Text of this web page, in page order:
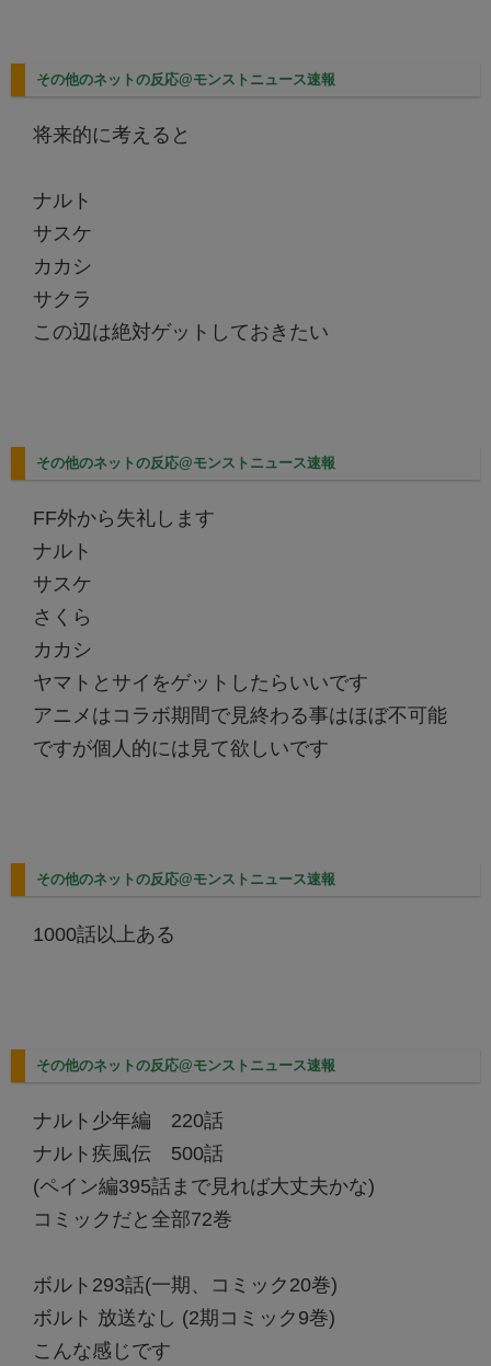
その他のネットの反応@モンストニュース速報
将来的に考えると
ナルト
サスケ
カカシ
サクラ
この辺は絶対ゲットしておきたい
その他のネットの反応@モンストニュース速報
FF外から失礼します
ナルト
サスケ
さくら
カカシ
ヤマトとサイをゲットしたらいいです
アニメはコラボ期間で見終わる事はほぼ不可能
ですが個人的には見て欲しいです
その他のネットの反応@モンストニュース速報
1000話以上ある
その他のネットの反応@モンストニュース速報
ナルト少年編 220話
ナルト疾風伝 500話
(ペイン編395話まで見れば大丈夫かな)
コミックだと全部72巻
ボルト293話(一期、コミック20巻)
ボルト 放送なし (2期コミック9巻)
こんな感じです